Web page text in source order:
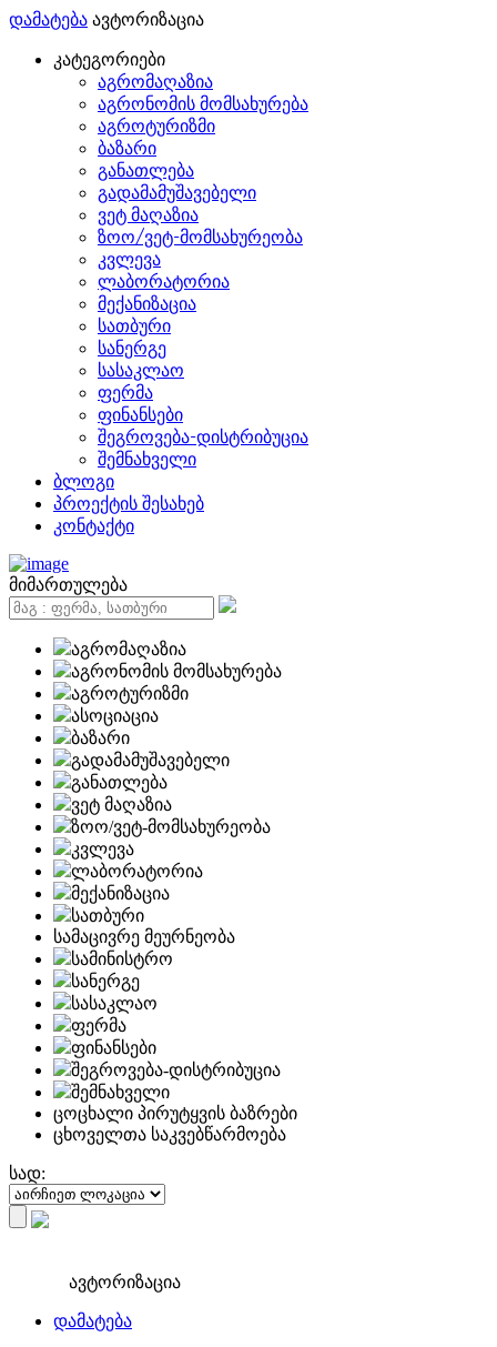
დამატება ავტორიზაცია
კატეგორიები
აგრომაღაზია
აგრონომის მომსახურება
აგროტურიზმი
ბაზარი
განათლება
გადამამუშავებელი
ვეტ მაღაზია
ზოო/ვეტ-მომსახურეობა
კვლევა
ლაბორატორია
მექანიზაცია
სათბური
სანერგე
სასაკლაო
ფერმა
ფინანსები
შეგროვება-დისტრიბუცია
შემნახველი
ბლოგი
პროექტის შესახებ
კონტაქტი
მიმართულება
აგრომაღაზია
აგრონომის მომსახურება
აგროტურიზმი
ასოციაცია
ბაზარი
გადამამუშავებელი
განათლება
ვეტ მაღაზია
ზოო/ვეტ-მომსახურეობა
კვლევა
ლაბორატორია
მექანიზაცია
სათბური
სამაცივრე მეურნეობა
სამინისტრო
სანერგე
სასაკლაო
ფერმა
ფინანსები
შეგროვება-დისტრიბუცია
შემნახველი
ცოცხალი პირუტყვის ბაზრები
ცხოველთა საკვებწარმოება
სად:
ავტორიზაცია
დამატება